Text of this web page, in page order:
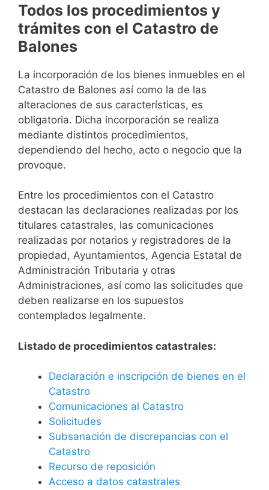
Todos los procedimientos y
trámites con el Catastro de
Balones
La incorporación de los bienes inmuebles en el
Catastro de Balones así como la de las
alteraciones de sus características, es
obligatoria. Dicha incorporación se realiza
mediante distintos procedimientos,
dependiendo del hecho, acto o negocio que la
provoque.
Entre los procedimientos con el Catastro
destacan las declaraciones realizadas por los
titulares catastrales, las comunicaciones
realizadas por notarios y registradores de la
propiedad, Ayuntamientos, Agencia Estatal de
Administración Tributaria y otras
Administraciones, así como las solicitudes que
deben realizarse en los supuestos
contemplados legalmente.
Listado de procedimientos catastrales:
Declaración e inscripción de bienes en el
Catastro
Comunicaciones al Catastro
Solicitudes
Subsanación de discrepancias con el
Catastro
Recurso de reposición
Acceso a datos catastrales